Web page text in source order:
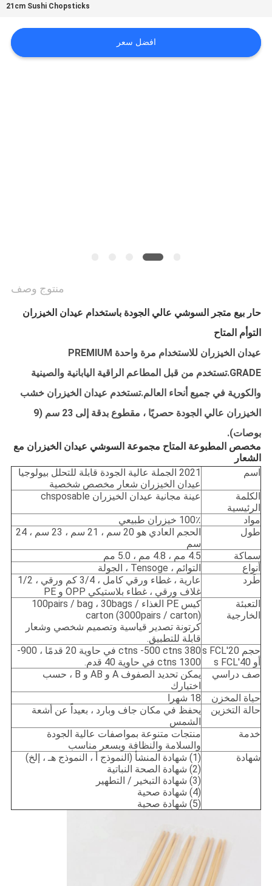
PRIVACY
POLICY
21cm Sushi Chopsticks
افضل سعر
منتوج وصف
حار بيع متجر السوشي عالي الجودة باستخدام عيدان الخيزران
التوأم المتاح
عيدان الخيزران للاستخدام مرة واحدة PREMIUM
GRADE.تستخدم من قبل المطاعم الراقية اليابانية والصينية
والكورية في جميع أنحاء العالم.تستخدم عيدان الخيزران خشب
الخيزران عالي الجودة حصريًا ، مقطوع بدقة إلى 23 سم (9
بوصات).
مخصص المطبوعة المتاح مجموعة السوشي عيدان الخيزران مع
الشعار
اسم
2021 الجملة عالية الجودة قابلة للتحلل بيولوجيا
عيدان الخيزران شعار مخصص شخصية
الكلمة
الرئيسية
عينة مجانية عيدان الخيزران chsposable
مواد
100٪ خيزران طبيعي
طول
الحجم العادي هو 20 سم ، 21 سم ، 23 سم ، 24
سم
سماكة
4.5 مم ، 4.8 مم ، 5.0 مم
أنواع
التوائم ، Tensoge ، الجولة
طَرد
عارية ، غطاء ورقي كامل ، 3/4 كم ورقي ، 1/2
غلاف ورقي ، غطاء بلاستيكي OPP و PE
التعبئة
الخارجية
كيس PE الغذاء 100pairs / bag ، 30bags /
carton (3000pairs / carton)
كرتونة تصدير قياسية وتصميم شخصي وشعار
قابلة للتطبيق.
حجم 20's FCL
أو 40's FCL
380 ctns -500 ctns في حاوية 20 قدمًا ، 900-
1300 ctns في حاوية 40 قدم.
صف دراسي
يمكن تحديد الصفوف A و AB و B ، حسب
اختيارك
حياة المخزن
18 شهرا
حالة التخزين
يحفظ في مكان جاف وبارد ، بعيداً عن أشعة
الشمس
خدمة
منتجات متنوعة بمواصفات عالية الجودة
والسلامة والنظافة وبسعر مناسب
شهادة
(1) شهادة المنشأ (النموذج أ ، النموذج هـ ، إلخ)
(2) شهادة الصحة النباتية
(3) شهادة التبخير / التطهير
(4) شهادة صحية
(5) شهادة صحية